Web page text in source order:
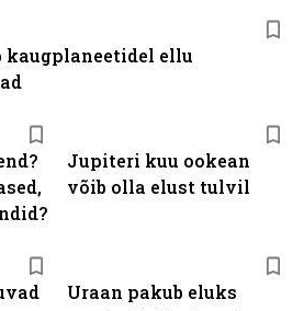
Jupiteri kuu ookean
võib olla elust tulvil
Uraan pakub eluks
ellu